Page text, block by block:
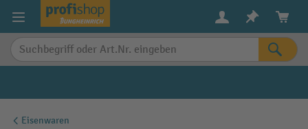
springen
Eisenwaren